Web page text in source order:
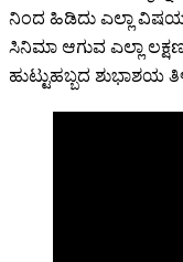
ನಿಂದ ಹಿಡಿದು ಎಲ್ಲಾ
ಸಿನಿಮಾ ಆಗುವ ಎಲ್ಲಾ
ಹುಟ್ಟುಹಬ್ಬದ ಶುಭಾಶಯ